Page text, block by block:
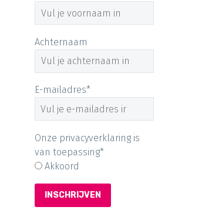
Achternaam
E-mailadres*
Onze privacyverklaring is
van toepassing*
Akkoord